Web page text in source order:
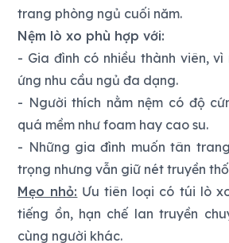
trang phòng ngủ cuối năm.
Nệm lò xo phù hợp với:
- Gia đình có nhiều thành viên,
ứng nhu cầu ngủ đa dạng.
- Người thích nằm nệm có độ
quá mềm như foam hay cao su.
- Những gia đình muốn tân
trọng nhưng vẫn giữ nét truyền
Mẹo nhỏ: Ưu tiên loại có túi lò
tiếng ồn, hạn chế lan truyền
cùng người khác.